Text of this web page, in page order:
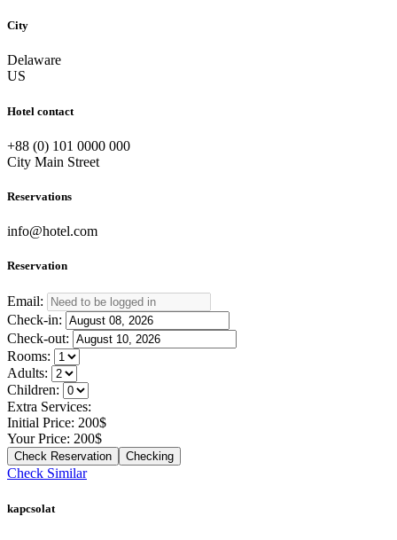
City
Delaware
US
Hotel contact
+88 (0) 101 0000 000
City Main Street
Reservations
info@hotel.com
Reservation
Email:
Check-in:
Check-out:
Rooms:
Adults:
Children:
Extra Services:
Initial Price: 200$
Your Price: 200$
Checking
Check Similar
kapcsolat